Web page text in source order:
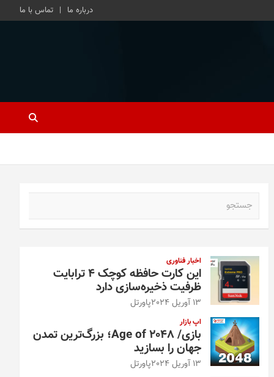
درباره ما تماس با ما
اخبار فناوری
این کارت حافظه کوچک ۴ ترابایت
ظرفیت ذخیره‌سازی دارد
13 آوریل 2024 پاورتل
اپ بازار
بازی/ Age of 2048؛ بزرگ‌ترین تمدن
جهان را بسازید
13 آوریل 2024 پاورتل